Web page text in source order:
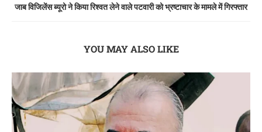
जाब विजिलेंस ब्यूरो ने किया रिश्वत लेने वाले पटवारी को भ्रष्टाचार के मामले में गिरफ्तार
YOU MAY ALSO LIKE